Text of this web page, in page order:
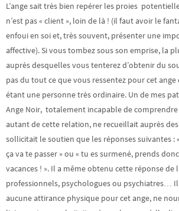
L’ange sait très bien repérer les proies
n’est pas « client », loin de là ! (il faut avoir le
enfoui en soi et, très souvent, présenter une
affective). Si vous tombez sous son emprise, la
auprès desquelles vous tenterez d’obtenir du
pas du tout ce que vous ressentez pour cet
étant une personne très ordinaire. Un de mes
Ange Noir, totalement incapable de
autant de cette relation, ne recueillait auprès
sollicitait le soutien que les réponses suivantes :
ça va te passer » ou « tu es surmené, prends
vacances ! ». Il a même obtenu cette réponse de
professionnels, psychologues ou psychiatres…
aucune attirance physique pour cet ange, ne